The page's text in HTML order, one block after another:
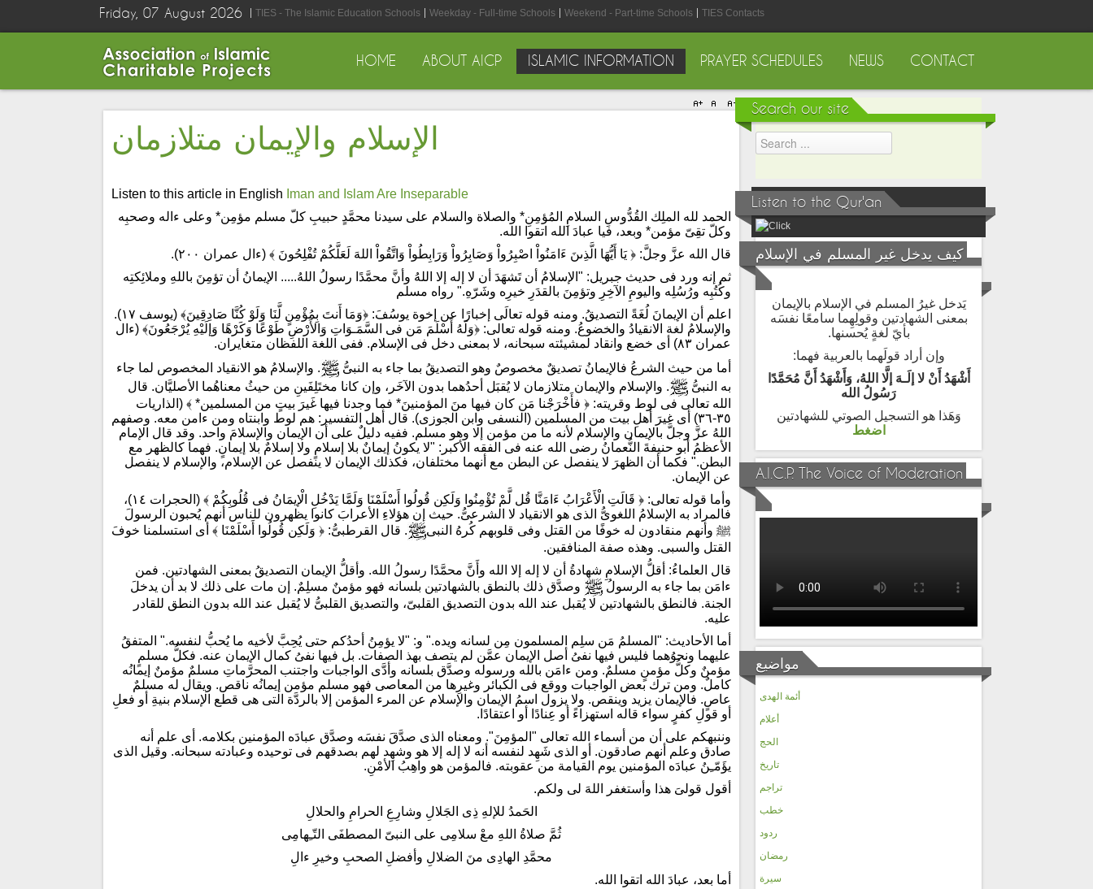
Friday, 07 August 2026 TIES - The Islamic Education Schools Weekday - Full-time Schools Weekend - Part-time Schools TIES Contacts
HOME ABOUT AICP ISLAMIC INFORMATION PRAYER SCHEDULES NEWS CONTACT
الإسلام والإيمان متلازمان
Listen to this article in English Iman and Islam Are Inseparable
الحمد لله الملِك القُدُّوسِ السلامِ المُؤمِنِ* والصلاة والسلام على سيدنا محمَّدٍ حبيبِ كلّ مسلم مؤمِن* وعلى ءاله وصحبِه
وكلّ تقِىّ مؤمن* وبعد، فيا عبادَ الله اتقوا الله.
قال الله عزَّ وجلَّ: ﴿ يَا أَيُّهَا الَّذِىنَ ءَامَنُواْ اصْبِرُواْ وَصَابِرُواْ وَرَابِطُواْ وَاتَّقُواْ اللهَ لَعَلَّكُمْ تُفْلِحُونَ ﴾ (ءال عمران ٢٠٠).
ثم إنه ورد فى حديث جبريل: "الإسلامُ أن تَشهَدَ أن لا إله إلا اللهُ وأنَّ محمَّدًا رسولُ اللهُ..... الإيمانُ أن تؤمِنَ باللهِ وملائِكتِه
وكُتُبِه ورُسُلِه واليومِ الآخِرِ وتؤمِنَ بالقدَرِ خيرِه وشَرّهِ." رواه مسلم
اعلم أن الإيمانَ لُغَةً التصديقُ. ومنه قوله تعالَى إخبارًا عن إخوة يوسُفَ: ﴿وَمَا أَنتَ بِمُؤْمِنٍ لَّنَا وَلَوْ كُنَّا صَادِقِينَ﴾ (يوسف ١٧).
والإسلامُ لغة الانقيادُ والخضوعُ. ومنه قوله تعالى: ﴿وَلَهُ أَسْلَمَ مَن فى السَّمَـوَاتِ وَالأَرْضِ طَوْعًا وَكَرْهًا وَإلَيْهِ يُرْجَعُونَ﴾ (ءال
عمران ٨٣) أى خضع وانقاد لمشيئته سبحانه، لا بمعنى دخل فى الإسلام. ففى اللغة اللفظان متغايران.
أما من حيث الشرعُ فالإيمانُ تصديقٌ مخصوصٌ وهو التصديقُ بما جاء به النبىُّ
. والإسلامُ هو الانقياد المخصوص لما جاء
به النبىُّ
. والإسلام والإيمان متلازمان لا يُقبَل أحدُهما بدون الآخَر، وإن كانا مختَلِفَينِ من حيثُ معناهُما الأصليَّان. قال
الله تعالى فى لوط وقريته: ﴿ فأَخْرَجْنا مَن كان فيها منَ المؤمنينَ* فما وجدنا فيها غَيرَ بيتٍ من المسلمين* ﴾ (الذاريات
٣٥-٣٦) أى غيرَ أهلِ بيت من المسلمين (النسفى وابن الجوزى). قال أهل التفسير: هم لوط وابنتاه ومن ءامن معه. وصفهم
اللهُ عزَّ وجلَّ بالإيمان والإسلام لأنه ما من مؤمن إلا وهو مسلم. ففيه دليلٌ على أن الإيمان والإسلامَ واحد. وقد قال الإمام
الأعظمُ أبو حنيفةَ النُّعمانُ رضى الله عنه فى الفقه الأكبر: "لا يكونُ إيمانٌ بلا إسلامٍ ولا إسلامٌ بلا إيمانٍ. فهما كالظهر مع
البطن." فكما أن الظهرَ لا ينفصل عن البطن مع أنهما مختلفان، فكذلك الإيمان لا ينفصل عن الإسلام، والإسلام لا ينفصل
عن الإيمان.
وأما قوله تعالى: ﴿ قَالَتِ الْأَعْرَابُ ءَامَنَّا قُل لَّمْ تُؤْمِنُوا وَلَكِن قُولُوا أَسْلَمْنَا وَلَمَّا يَدْخُلِ الْإيمَانُ فى قُلُوبِكُمْ ﴾ (الحجرات ١٤)،
فالمراد به الإسلامُ اللغوىُّ الذى هو الانقياد لا الشرعىُّ. حيث إن هؤلاءِ الأعرابَ كانوا يظهرون للناس أنهم يُحبون الرسولَ
ﷺ وأنهم منقادون له خوفًا من القتل وفى قلوبهم كُرهُ النبى
. قال القرطبىُّ: ﴿ وَلَكِن قُولُوا أَسْلَمْنَا ﴾ أى استسلمنا خوفَ
القتل والسبى. وهذه صفة المنافقين.
قال العلماءُ: أقلُّ الإسلامِ شهادةُ أن لا إله إلا الله وأَنَّ محمَّدًا رسولُ الله. وأقلُّ الإيمان التصديقُ بمعنى الشهادتين. فمن
ءامَن بما جاء به الرسولُ
وصدَّق ذلك بالنطق بالشهادتين بلسانه فهو مؤمنٌ مسلِمٌ. إن مات على ذلك لا بد أن يدخلَ
الجنة. فالنطق بالشهادتين لا يُقبل عند الله بدون التصديق القلبىّ، والتصديق القلبىُّ لا يُقبل عند الله بدون النطق للقادر
عليه.
أما الأحاديث: "المسلمُ مَن سلِم المسلمون مِن لسانه ويده." و: "لا يؤمِنُ أحدُكم حتى يُحِبَّ لأخيه ما يُحبُّ لنفسه." المتفقُ
عليهما ونحوُهما فليس فيها نفىُ أصل الإيمان عمَّن لم يتصف بهذ الصفات. بل فيها نفىُ كمال الإيمان عنه. فكلُّ مسلمٍ
مؤمنٌ وكلُّ مؤمنٍ مسلمٌ. ومن ءامَن بالله ورسوله وصدَّق بلسانه وأدَّى الواجبات واجتنب المحرَّماتِ مسلمٌ مؤمنٌ إيمانُه
كاملٌ. ومن ترك بعض الواجبات ووقع فى الكبائر وغيرِها من المعاصى فهو مسلم مؤمن إيمانُه ناقص. ويقال له مسلمٌ
عاصٍ. فالإيمان يزيد وينقص. ولا يزول اسمُ الإيمان والإسلام عن المرء المؤمن إلا بالردَّة التى هى قطع الإسلام بنيةِ أو فعلِ
أو قولِ كفرٍ سواء قاله استهزاءً أو عِنادًا أو اعتقادًا.
وننبهكم على أن من أسماء الله تعالى "المؤمِنَ". ومعناه الذى صدَّقَ نفسَه وصدَّق عبادَه المؤمنين بكلامه. أى علم أنه
صادق وعلم أنهم صادقون. أو الذى شَهِد لنفسه أنه لا إله إلا هو وشهِد لهم بصدقهم فى توحيده وعبادته سبحانه. وقيل الذى
يؤَمّـِنُ عبادَه المؤمنين يوم القيامة من عقوبته. فالمؤمن هو واهِبُ الأمْنِ.
أقول قولىَ هذا وأستغفر اللهَ لى ولكم.
الحَمدُ للإلهِ ذِى الجَلالِ وشارِعِ الحرامِ والحلالِ
ثُمَّ صلاةُ اللهِ معْ سلامِى على النبىّ المصطفَى التّـِهامِى
محمَّدِ الهادِى منَ الضلالِ وأفضلِ الصحبِ وخيرِ ءالِ
أما بعد، عبادَ الله اتقوا الله.
Search our site
Listen to the Qur'an
كيف يدخل غير المسلم في الإسلام
يَدخل غيرُ المسلم في الإسلام بالإيمان
بمعنى الشهادتين وقولِهِما سامعًا نفسَه
بأيّ لغةٍ يُحسنها.
وإن أراد قولَهما بالعربية فهما:
أَشْهَدُ أَنْ لا إلَـهَ إلَّا اللهُ، وَأَشْهَدُ أَنَّ مُحَمَّدًا
رَسُولُ الله
وَهَذا هو التسجيل الصوتي للشهادتين
اضغط
A.I.C.P. The Voice of Moderation
مواضيع
أئمة الهدى
أعلام
الحج
تاريخ
تراجم
خطب
ردود
رمضان
سيرة